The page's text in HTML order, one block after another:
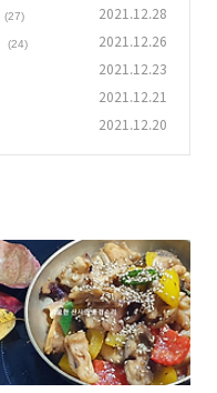
(27) 2021.12.28
(24) 2021.12.26
2021.12.23
2021.12.21
2021.12.20